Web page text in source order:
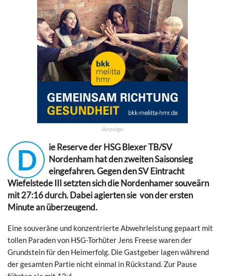
Anzeige
D
ie Reserve der HSG Blexer TB/SV
Nordenham hat den zweiten Saisonsieg
eingefahren. Gegen den SV Eintracht
Wiefelstede III setzten sich die Nordenhamer souveärn
mit 27:16 durch. Dabei agierten sie von der ersten
Minute an überzeugend.
Eine souveräne und konzentrierte Abwehrleistung gepaart mit
tollen Paraden von HSG-Torhüter Jens Freese waren der
Grundstein für den Heimerfolg. Die Gastgeber lagen während
der gesamten Partie nicht einmal in Rückstand. Zur Pause